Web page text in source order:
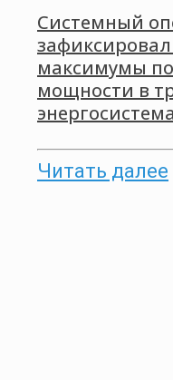
Системный
максимумы
мощности в
Читать далее